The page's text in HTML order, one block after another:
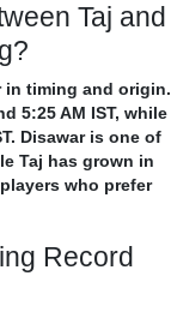
Taj and
in timing and origin.
5:25 AM IST, while
Disawar is one of
Taj has grown in
who prefer
Record